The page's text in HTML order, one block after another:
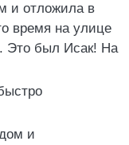
и отложила в
время на улице
Это был Исак! На
и